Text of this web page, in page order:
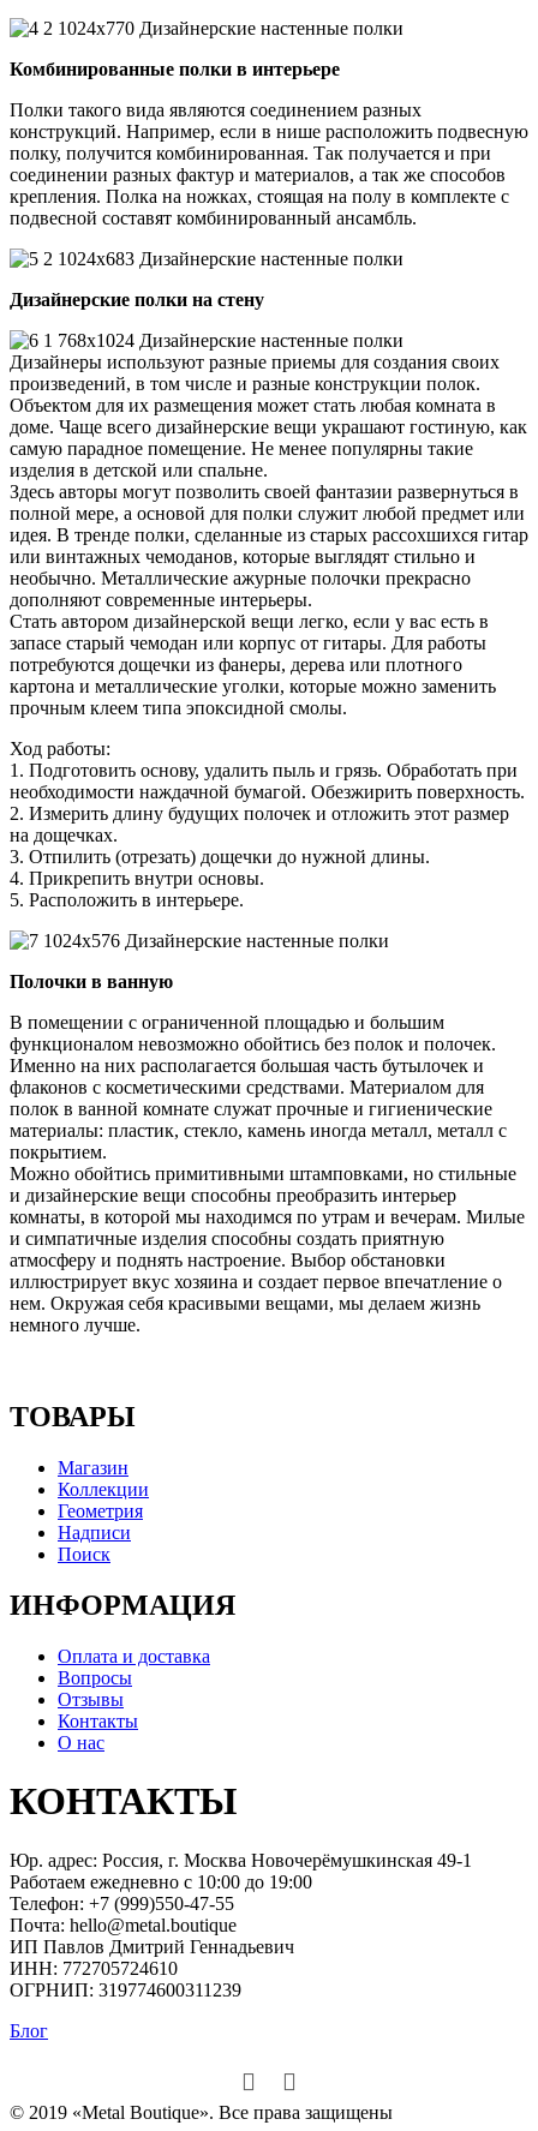
Комбинированные полки в интерьере
Полки такого вида являются соединением разных
конструкций. Например, если в нише расположить подвесную
полку, получится комбинированная. Так получается и при
соединении разных фактур и материалов, а так же способов
крепления. Полка на ножках, стоящая на полу в комплекте с
подвесной составят комбинированный ансамбль.
Дизайнерские полки на стену
Дизайнеры используют разные приемы для создания своих
произведений, в том числе и разные конструкции полок.
Объектом для их размещения может стать любая комната в
доме. Чаще всего дизайнерские вещи украшают гостиную, как
самую парадное помещение. Не менее популярны такие
изделия в детской или спальне.
Здесь авторы могут позволить своей фантазии развернуться в
полной мере, а основой для полки служит любой предмет или
идея. В тренде полки, сделанные из старых рассохшихся гитар
или винтажных чемоданов, которые выглядят стильно и
необычно. Металлические ажурные полочки прекрасно
дополняют современные интерьеры.
Стать автором дизайнерской вещи легко, если у вас есть в
запасе старый чемодан или корпус от гитары. Для работы
потребуются дощечки из фанеры, дерева или плотного
картона и металлические уголки, которые можно заменить
прочным клеем типа эпоксидной смолы.
Ход работы:
1. Подготовить основу, удалить пыль и грязь. Обработать при
необходимости наждачной бумагой. Обезжирить поверхность.
2. Измерить длину будущих полочек и отложить этот размер
на дощечках.
3. Отпилить (отрезать) дощечки до нужной длины.
4. Прикрепить внутри основы.
5. Расположить в интерьере.
Полочки в ванную
В помещении с ограниченной площадью и большим
функционалом невозможно обойтись без полок и полочек.
Именно на них располагается большая часть бутылочек и
флаконов с косметическими средствами. Материалом для
полок в ванной комнате служат прочные и гигиенические
материалы: пластик, стекло, камень иногда металл, металл с
покрытием.
Можно обойтись примитивными штамповками, но стильные
и дизайнерские вещи способны преобразить интерьер
комнаты, в которой мы находимся по утрам и вечерам. Милые
и симпатичные изделия способны создать приятную
атмосферу и поднять настроение. Выбор обстановки
иллюстрирует вкус хозяина и создает первое впечатление о
нем. Окружая себя красивыми вещами, мы делаем жизнь
немного лучше.
ТОВАРЫ
Магазин
Коллекции
Геометрия
Надписи
Поиск
ИНФОРМАЦИЯ
Оплата и доставка
Вопросы
Отзывы
Контакты
О нас
КОНТАКТЫ
Юр. адрес: Россия, г. Москва Новочерёмушкинская 49-1
Работаем ежедневно с 10:00 до 19:00
Телефон: +7 (999)550-47-55
Почта: hello@metal.boutique
ИП Павлов Дмитрий Геннадьевич
ИНН: 772705724610
ОГРНИП: 319774600311239
Блог
© 2019 «Metal Boutique». Все права защищены